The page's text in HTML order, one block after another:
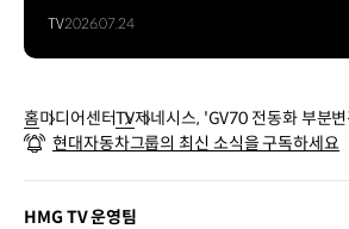
TV2026.07.24
홈미디어센터TV제네시스, 'GV70 전동화 부분
현대자동차그룹의 최신 소식을 구독하세요
HMG TV 운영팀